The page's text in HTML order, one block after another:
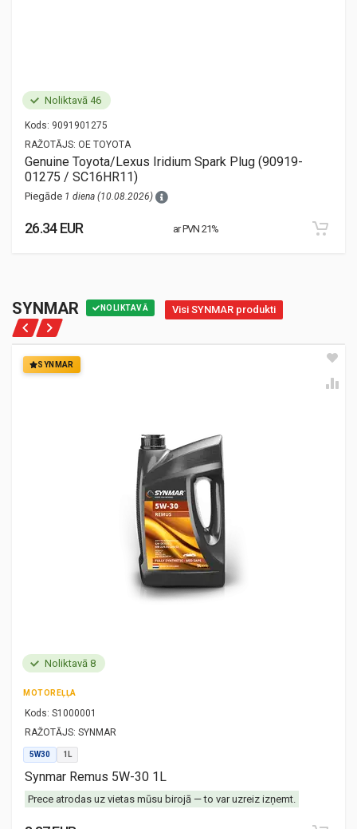
Noliktavā 46
Kods: 9091901275
RAŽOTĀJS: OE TOYOTA
Genuine Toyota/Lexus Iridium Spark Plug (90919-
01275 / SC16HR11)
Piegāde 1 diena (10.08.2026)
26.34 EUR ar PVN 21%
SYNMAR NOLIKTAVĀ Visi SYNMAR produkti
SYNMAR
Noliktavā 8
MOTOREĻĻA
Kods: S1000001
RAŽOTĀJS: SYNMAR
5W30 1L
Synmar Remus 5W-30 1L
Prece atrodas uz vietas mūsu birojā — to var uzreiz izņemt.